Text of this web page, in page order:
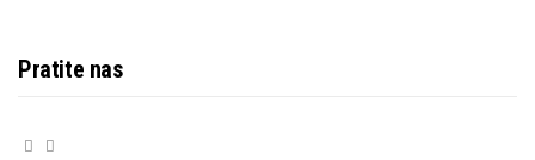
Pratite nas